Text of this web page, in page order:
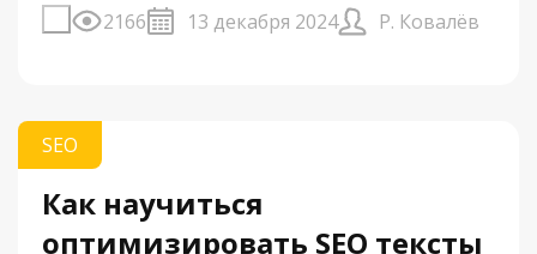
2166 13 декабря 2024 Р. Ковалёв
SEO
Как научиться
оптимизировать SEO тексты